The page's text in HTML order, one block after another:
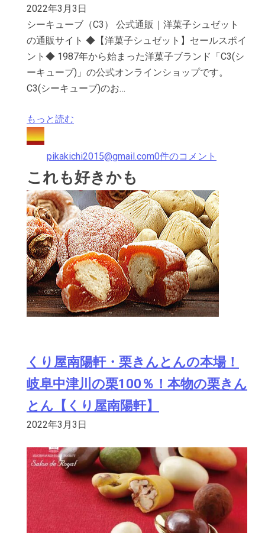
2022年3月3日
シーキューブ（C3） 公式通販｜洋菓子シュゼット
の通販サイト ◆【洋菓子シュゼット】セールスポイ
ント◆ 1987年から始まった洋菓子ブランド「C3(シ
ーキューブ)」の公式オンラインショップです。
C3(シーキューブ)のお…
もっと読む
pikakichi2015@gmail.com0件のコメント
これも好きかも
くり屋南陽軒・栗きんとんの本場！
岐阜中津川の栗100％！本物の栗きん
とん【くり屋南陽軒】
2022年3月3日